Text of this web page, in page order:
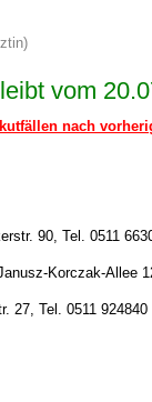
gestalten
vom
nach
90, Tel. 0511
Korczak-Allee
27, Tel. 0511 924840